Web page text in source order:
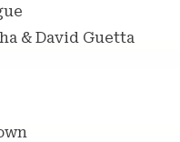
& David Guetta